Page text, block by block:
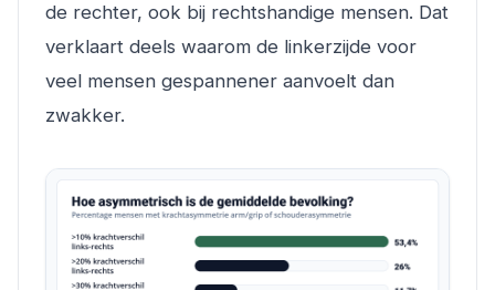
de rechter, ook bij rechtshandige mensen. Dat
verklaart deels waarom de linkerzijde voor
veel mensen gespannener aanvoelt dan
zwakker.